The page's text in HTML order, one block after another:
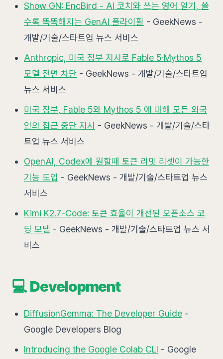
Show GN: EncBird - AI 코치와 쓰는 영어 일기, 쓸
수록 똑똑해지는 GenAI 플라이휠 - GeekNews -
개발/기술/스타트업 뉴스 서비스
Anthropic, 미국 정부 지시로 Fable 5·Mythos 5
모델 전면 차단 - GeekNews - 개발/기술/스타트업
뉴스 서비스
미국 정부, Fable 5와 Mythos 5 에 대해 모든 외국
인의 접근 중단 지시 - GeekNews - 개발/기술/스타
트업 뉴스 서비스
OpenAI, Codex에 원할때 토큰 리밋 리셋이 가능한
기능 도입 - GeekNews - 개발/기술/스타트업 뉴스
서비스
Kimi K2.7-Code: 토큰 효율이 개선된 오픈소스 코
딩 모델 - GeekNews - 개발/기술/스타트업 뉴스 서
비스
💻 Development
DiffusionGemma: The Developer Guide -
Google Developers Blog
Introducing the Google Colab CLI - Google